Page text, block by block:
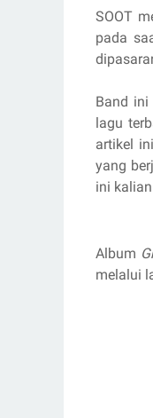
SOOT
pada
Band
lagu
artikel
yang
ini
Album
melalui